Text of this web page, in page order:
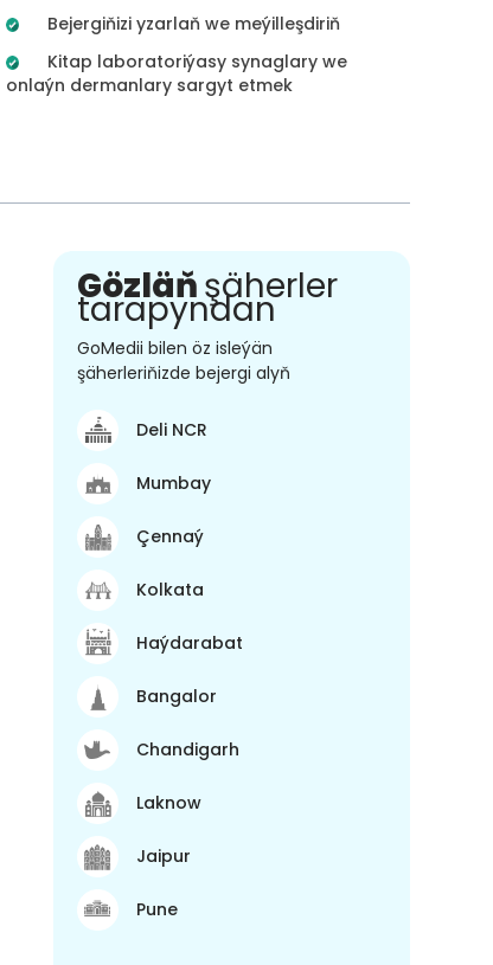
Bejergiňizi yzarlaň we meýilleşdiriň
Kitap laboratoriýasy synaglary we
onlaýn dermanlary sargyt etmek
Gözläňşäherler
tarapyndan
GoMedii bilen öz isleýän
şäherleriňizde bejergi alyň
Deli NCR
Mumbay
Çennaý
Kolkata
Haýdarabat
Bangalor
Chandigarh
Laknow
Jaipur
Pune